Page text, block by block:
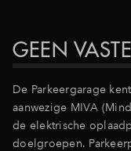
GEEN
De Parkeergarage
aanwezige MIVA
de elektrische
doelgroepen.